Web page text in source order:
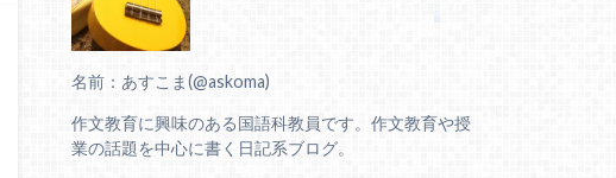
名前：あすこま(@askoma)
作文教育に興味のある国語科教員です。作文教育や授
業の話題を中心に書く日記系ブログ。